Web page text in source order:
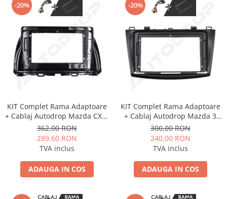
-20%
KIT Complet Rama Adaptoare
+ Cablaj Autodrop Mazda CX-5
(2012-2015) pentru Navigatie
Multimedia Android 10.1 inch
362,00 RON
289,60 RON
TVA inclus
ADAUGA IN COS
-20%
KIT Complet Rama Adaptoare
+ Cablaj Autodrop Mazda 3
(2011-2015) pentru Navigatie
Multimedia Android 9 inch
300,00 RON
240,00 RON
TVA inclus
ADAUGA IN COS